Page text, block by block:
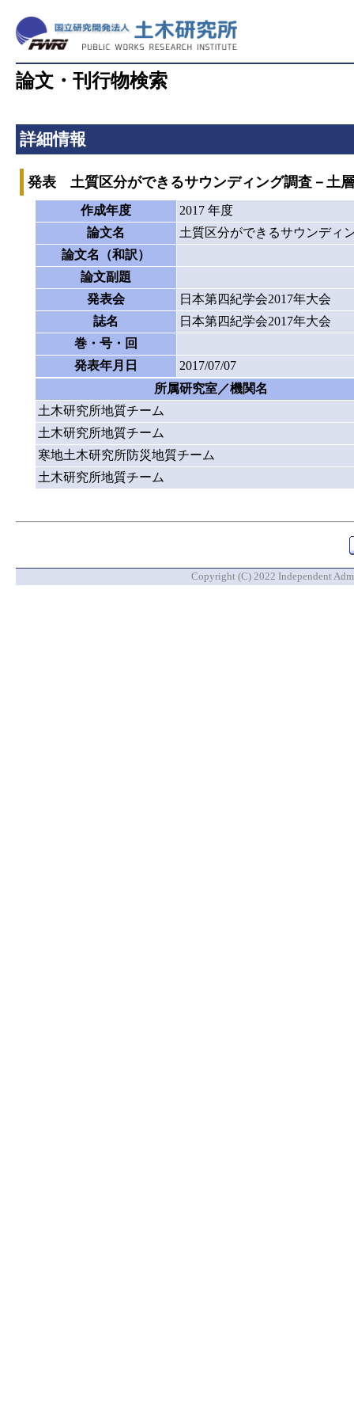
論文・刊行物検索
詳細情報
発表 土質区分ができるサウンディング調査－土
作成年度
2017 年度
論文名
土質区分ができるサウンディ
論文名（和訳）
論文副題
発表会
日本第四紀学会2017年大会
誌名
日本第四紀学会2017年大会
巻・号・回
発表年月日
2017/07/07
所属研究室／機関名
土木研究所地質チーム
土木研究所地質チーム
寒地土木研究所防災地質チーム
土木研究所地質チーム
Copyright (C) 2022 Independent